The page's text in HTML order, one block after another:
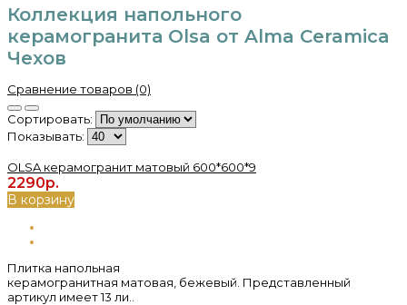
Коллекция напольного
керамогранита Olsa от Alma Ceramica
Чехов
Сравнение товаров (0)
Сортировать:
Показывать:
OLSA керамогранит матовый 600*600*9
2290р.
В корзину
Плитка напольная
керамогранитная матовая, бежевый. Представленный
артикул имеет 13 ли..